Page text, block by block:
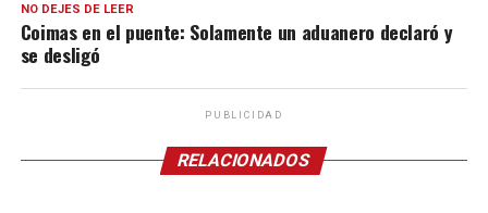
NO DEJES DE LEER
Coimas en el puente: Solamente un aduanero declaró y
se desligó
PUBLICIDAD
RELACIONADOS